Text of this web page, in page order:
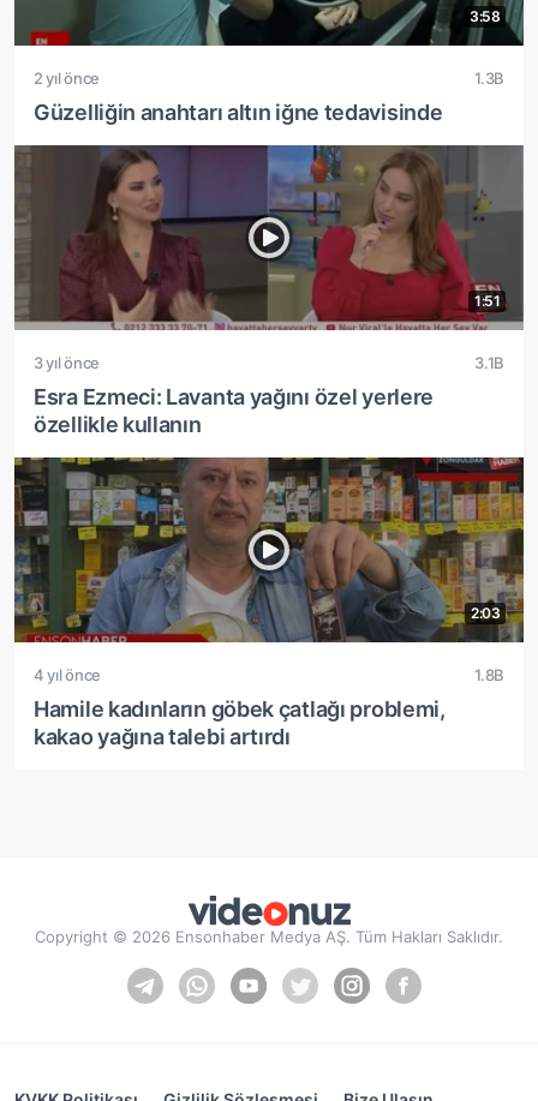
3:58
2 yıl önce 1.3B
Güzelliğin anahtarı altın iğne tedavisinde
1:51
3 yıl önce 3.1B
Esra Ezmeci: Lavanta yağını özel yerlere
özellikle kullanın
2:03
4 yıl önce 1.8B
Hamile kadınların göbek çatlağı problemi,
kakao yağına talebi artırdı
Copyright © 2026 Ensonhaber Medya AŞ. Tüm Hakları Saklıdır.